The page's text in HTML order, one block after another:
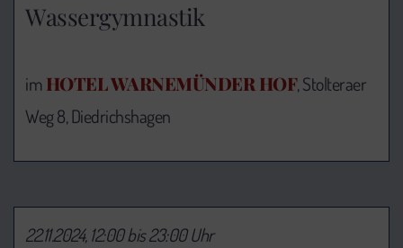
Wassergymnastik
imHOTEL WARNEMÜNDER HOF, Stolteraer
Weg 8, Diedrichshagen
22.11.2024, 12:00 bis 23:00 Uhr